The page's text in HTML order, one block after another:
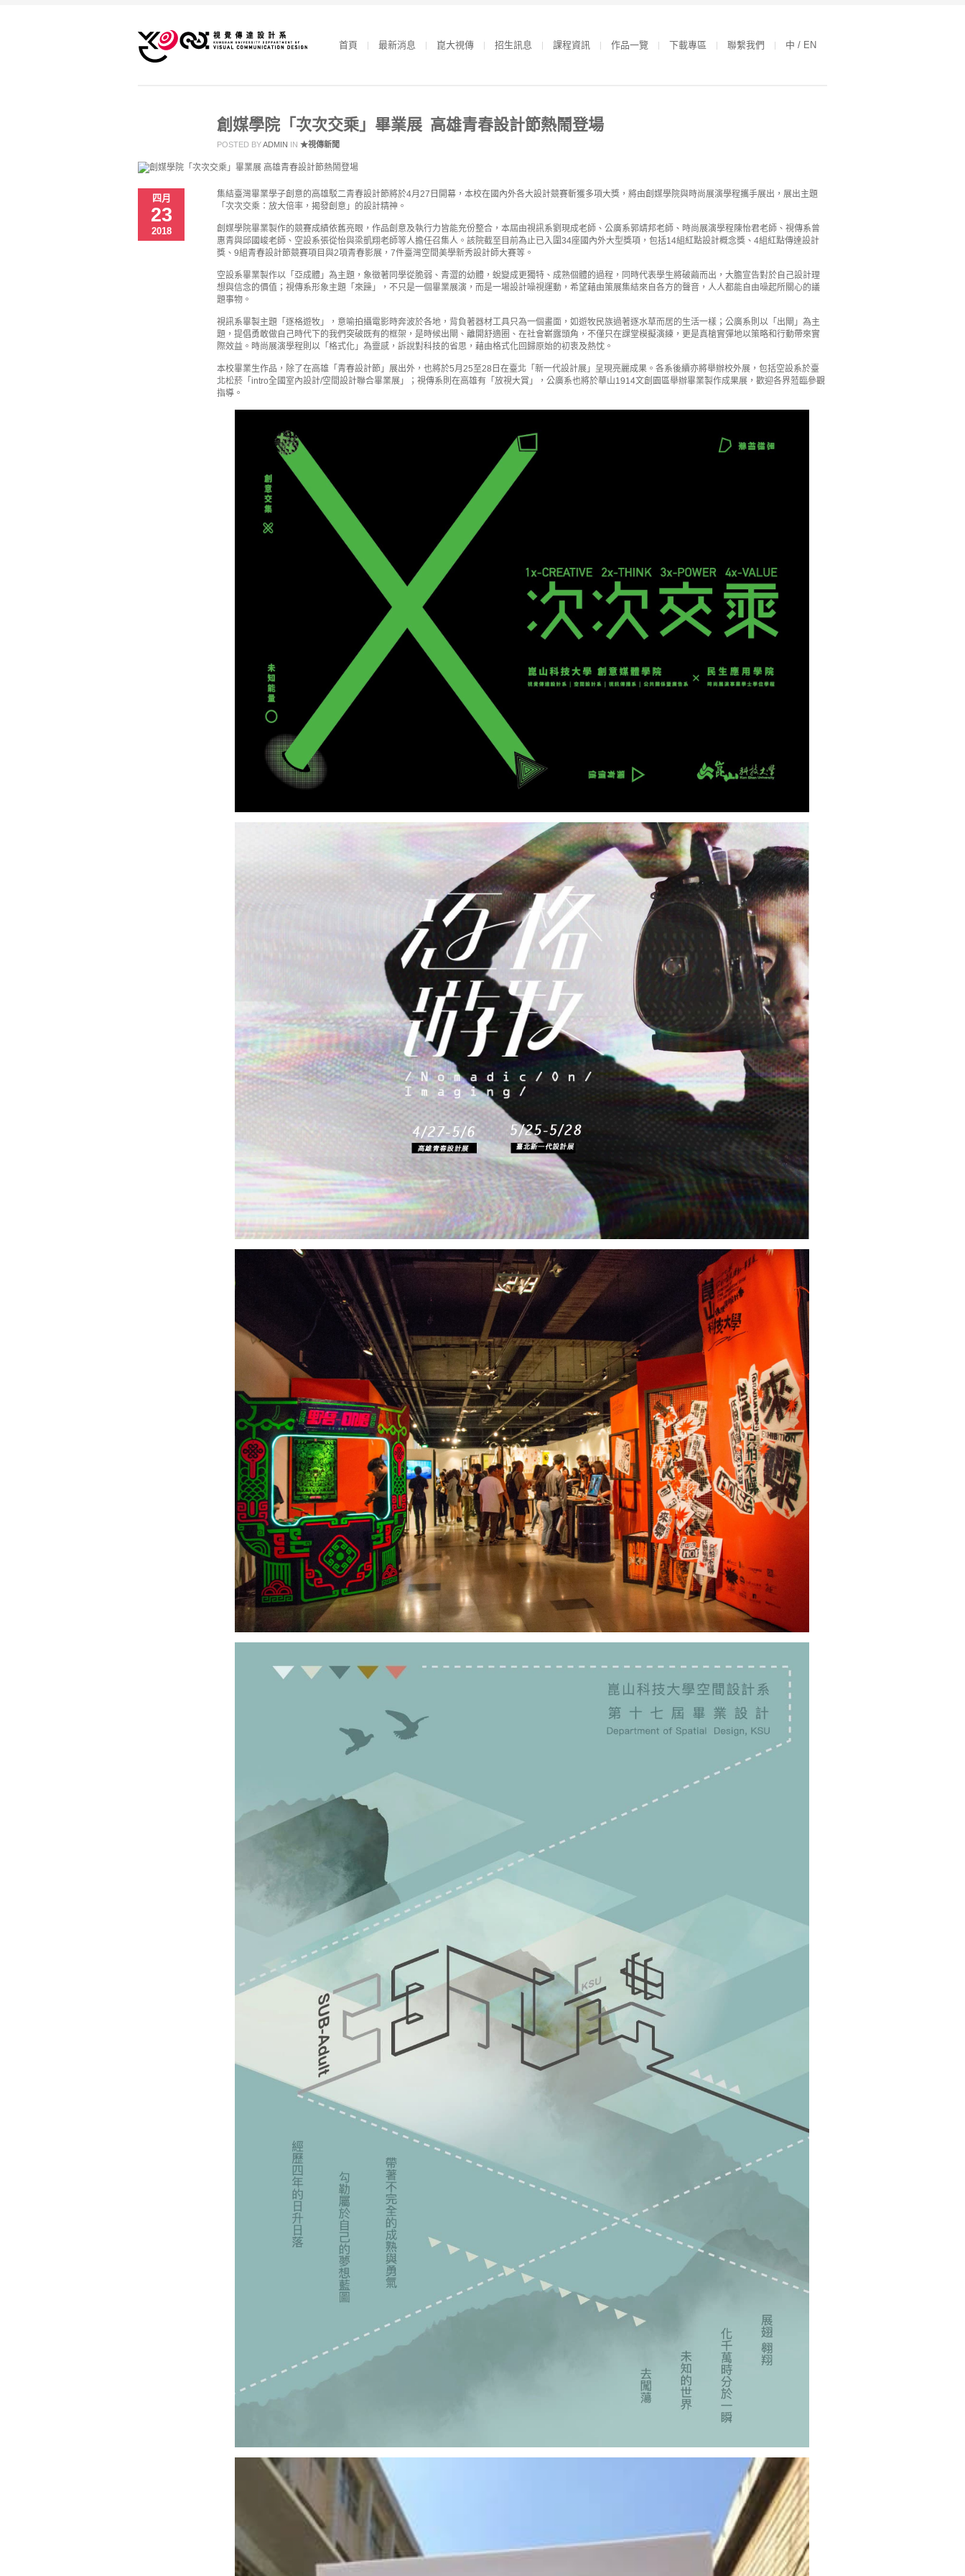
首頁 最新消息 崑大視傳 招生訊息 課程資訊 作品一覽 下載專區 聯繫我們 中 / EN
創媒學院「次次交乘」畢業展 高雄青春設計節熱鬧登場
POSTED BYADMIN IN ★視傳新聞
四月
23
2018
集結臺灣畢業學子創意的高雄駁二青春設計節將於4月27日開幕，本校在國內外各大設計競賽斬獲多項大獎，將由創媒學院與時尚展演學程攜手展出，展出主題
「次次交乘：放大倍率，揭發創意」的設計精神。
創媒學院畢業製作的競賽成績依舊亮眼，作品創意及執行力皆能充份整合，本屆由視訊系劉現成老師、公廣系郭靖邦老師、時尚展演學程陳怡君老師、視傳系曾
惠青與邱國峻老師、空設系張從怡與梁凱翔老師等人擔任召集人。該院截至目前為止已入圍34座國內外大型獎項，包括14組紅點設計概念獎、4組紅點傳達設計
獎、9組青春設計節競賽項目與2項青春影展，7件臺灣空間美學新秀設計師大賽等。
空設系畢業製作以「亞成體」為主題，象徵著同學從脆弱、青澀的幼體，蛻變成更獨特、成熟個體的過程，同時代表學生將破繭而出，大膽宣告對於自己設計理
想與信念的價值；視傳系形象主題「來躁」，不只是一個畢業展演，而是一場設計噪視運動，希望藉由策展集結來自各方的聲音，人人都能自由噪起所關心的議
題事物。
視訊系畢製主題「逐格遊牧」，意喻拍攝電影時奔波於各地，背負著器材工具只為一個畫面，如遊牧民族過著逐水草而居的生活一樣；公廣系則以「出閘」為主
題，提倡勇敢做自己時代下的我們突破既有的框架，是時候出閘、離開舒適圈、在社會嶄露頭角，不僅只在課堂模擬演練，更是真槍實彈地以策略和行動帶來實
際效益。時尚展演學程則以「格式化」為靈感，訴說對科技的省思，藉由格式化回歸原始的初衷及熱忱。
本校畢業生作品，除了在高雄「青春設計節」展出外，也將於5月25至28日在臺北「新一代設計展」呈現亮麗成果。各系後續亦將舉辦校外展，包括空設系於臺
北松菸「intro全國室內設計/空間設計聯合畢業展」；視傳系則在高雄有「放視大賞」，公廣系也將於華山1914文創園區舉辦畢業製作成果展，歡迎各界蒞臨參觀
指導。